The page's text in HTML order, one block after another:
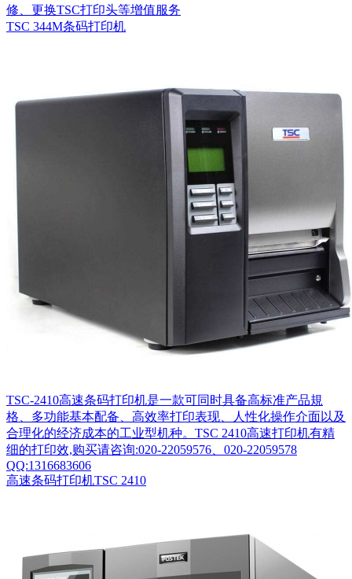
修、更换TSC打印头等增值服务
TSC 344M条码打印机
TSC-2410高速条码打印机是一款可同时具备高标准产品規
格、多功能基本配备、高效率打印表现、人性化操作介面以及
合理化的经济成本的工业型机种。TSC 2410高速打印机有精
细的打印效,购买请咨询:020-22059576、020-22059578
QQ:1316683606
高速条码打印机TSC 2410